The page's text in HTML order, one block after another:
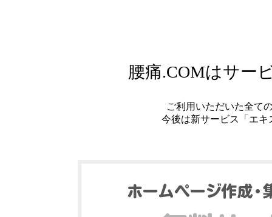
腰痛.COMはサー
ご利用いただいた全て
今後は新サービス「エ